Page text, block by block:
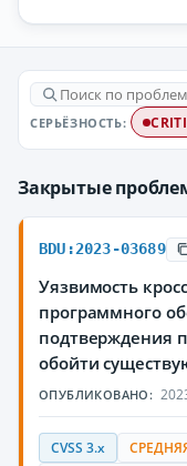
СЕРЬЁЗНОСТЬ:
Закрытые
BDU:2023-03689
Уязвимость
программного
подтверждения
обойти
ОПУБЛИКОВАНО:
CVSS 3.x